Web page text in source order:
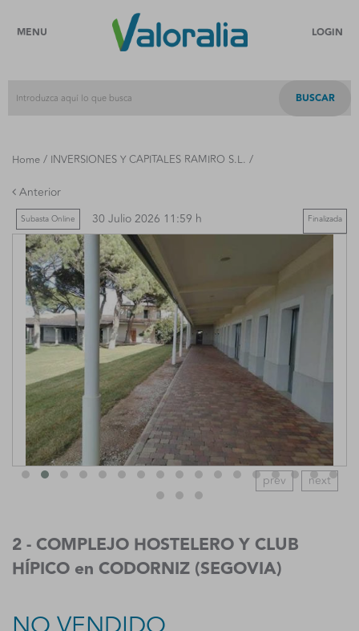
MENU LOGIN
BUSCAR
Home / INVERSIONES Y CAPITALES RAMIRO S.L. /
Anterior
Subasta Online 30 Julio 2026 11:59 h Finalizada
prev next
2 - COMPLEJO HOSTELERO Y CLUB
HÍPICO en CODORNIZ (SEGOVIA)